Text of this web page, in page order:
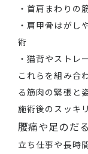
・首肩まわりの
・肩甲骨はがし
術
・猫背やストレ
これらを組み合
る筋肉の緊張と
施術後のスッキ
腰痛や足のだ
立ち仕事や長時